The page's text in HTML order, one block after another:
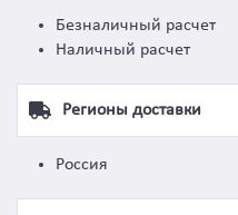
Безналичный расчет
Наличный расчет
Регионы доставки
Россия